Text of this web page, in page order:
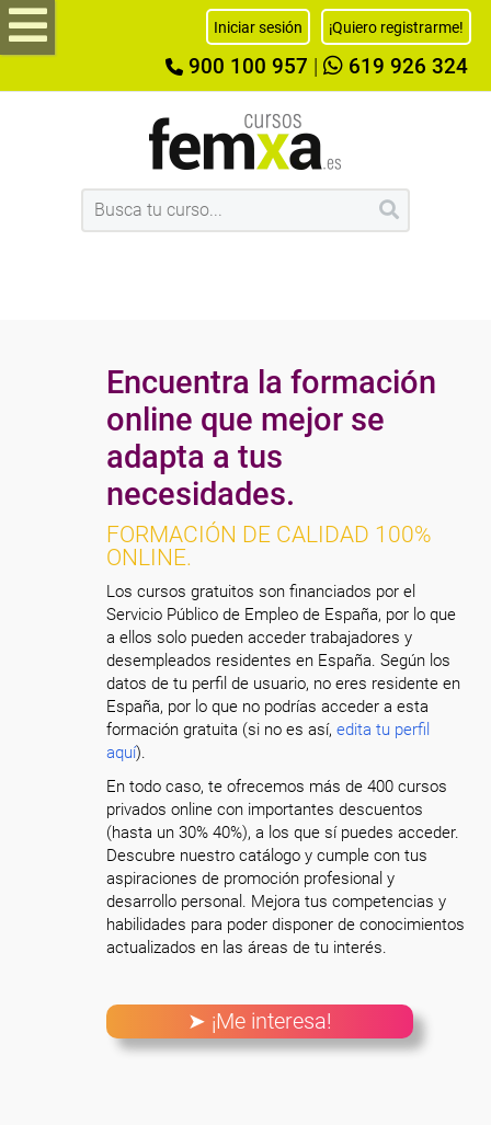
Iniciar sesión ¡Quiero registrarme!
900 100 957 619 926 324
Encuentra la formación
online que mejor se
adapta a tus
necesidades.
FORMACIÓN DE CALIDAD 100%
ONLINE.
Los cursos gratuitos son financiados por el
Servicio Público de Empleo de España, por lo que
a ellos solo pueden acceder trabajadores y
desempleados residentes en España. Según los
datos de tu perfil de usuario, no eres residente en
España, por lo que no podrías acceder a esta
formación gratuita (si no es así,edita tu perfil
aquí).
En todo caso, te ofrecemos más de 400 cursos
privados online con importantes descuentos
(hasta un 30% 40%), a los que sí puedes acceder.
Descubre nuestro catálogo y cumple con tus
aspiraciones de promoción profesional y
desarrollo personal. Mejora tus competencias y
habilidades para poder disponer de conocimientos
actualizados en las áreas de tu interés.
➤ ¡Me interesa!